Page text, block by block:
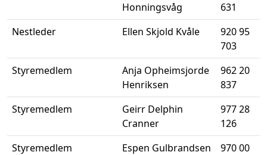
Honningsvåg
631
Nestleder
Ellen Skjold Kvåle
920 95
703
Styremedlem
Anja Opheimsjorde
Henriksen
962 20
837
Styremedlem
Geirr Delphin
Cranner
977 28
126
Styremedlem
Espen Gulbrandsen
970 00